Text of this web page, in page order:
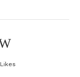
Likes